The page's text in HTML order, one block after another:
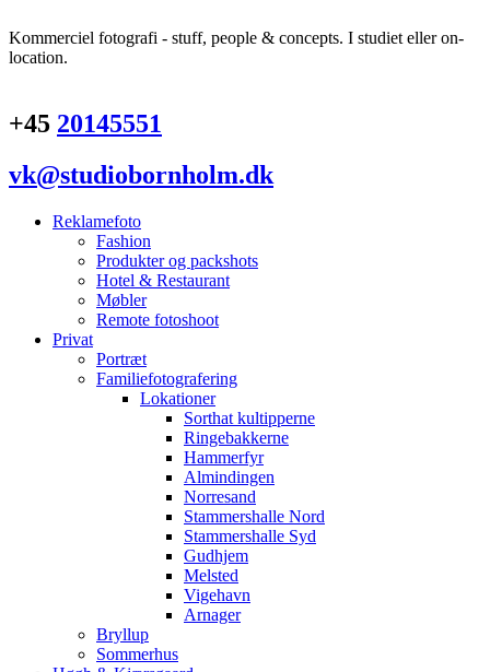
Kommerciel fotografi - stuff, people & concepts. I studiet eller on-
location.
+45 20145551
vk@studiobornholm.dk
Reklamefoto
Fashion
Produkter og packshots
Hotel & Restaurant
Møbler
Remote fotoshoot
Privat
Portræt
Familiefotografering
Lokationer
Sorthat kultipperne
Ringebakkerne
Hammerfyr
Almindingen
Norresand
Stammershalle Nord
Stammershalle Syd
Gudhjem
Melsted
Vigehavn
Arnager
Bryllup
Sommerhus